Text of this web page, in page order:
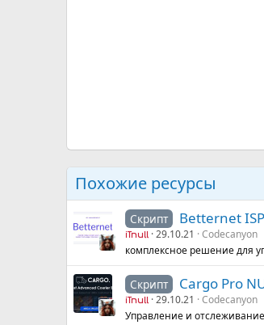
Похожие ресурсы
Скрипт Betternet
iTnull 29.10.21
Codecanyon
комплексное решение для
Скрипт Cargo Pro
iTnull 29.10.21
Codecanyon
Управление и